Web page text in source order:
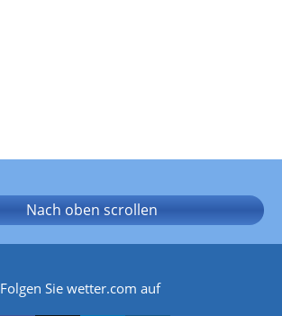
Nach oben scrollen
Folgen Sie wetter.com auf